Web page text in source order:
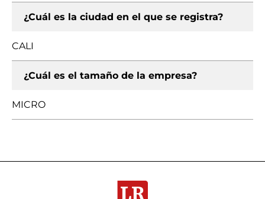
¿Cuál es la ciudad en el que se registra?
CALI
¿Cuál es el tamaño de la empresa?
MICRO